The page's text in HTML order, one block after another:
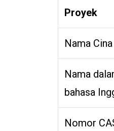
Proyek
Nama Cina
Nama
bahasa
Nomor